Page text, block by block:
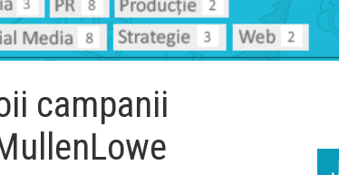
campanii